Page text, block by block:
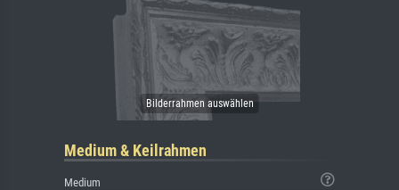
Medium & Keilrahmen
Medium